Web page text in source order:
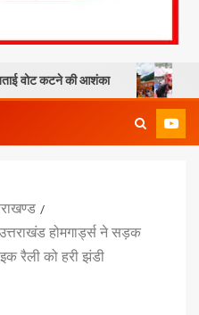
की आशंका धराली आपदा
होमगार्ड्स ने सड़क
रैली को हरी झंडी